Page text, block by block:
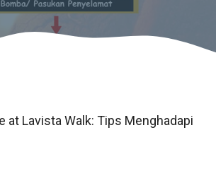
at Lavista Walk: Tips Menghadapi